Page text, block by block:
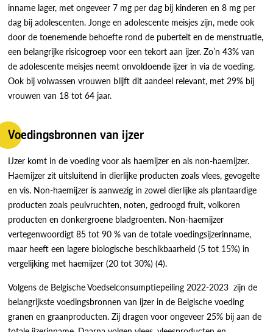
inname lager, met ongeveer 7 mg per dag bij kinderen en 8 mg per
dag bij adolescenten. Jonge en adolescente meisjes zijn, mede ook
door de toenemende behoefte rond de puberteit en de menstruatie,
een belangrijke risicogroep voor een tekort aan ijzer. Zo’n 43% van
de adolescente meisjes neemt onvoldoende ijzer in via de voeding.
Ook bij volwassen vrouwen blijft dit aandeel relevant, met 29% bij
vrouwen van 18 tot 64 jaar.
Voedingsbronnen van ijzer
IJzer komt in de voeding voor als haemijzer en als non-haemijzer.
Haemijzer zit uitsluitend in dierlijke producten zoals vlees, gevogelte
en vis. Non-haemijzer is aanwezig in zowel dierlijke als plantaardige
producten zoals peulvruchten, noten, gedroogd fruit, volkoren
producten en donkergroene bladgroenten. Non-haemijzer
vertegenwoordigt 85 tot 90 % van de totale voedingsijzerinname,
maar heeft een lagere biologische beschikbaarheid (5 tot 15%) in
vergelijking met haemijzer (20 tot 30%) (4).
Volgens de Belgische Voedselconsumptiepeiling 2022-2023 zijn de
belangrijkste voedingsbronnen van ijzer in de Belgische voeding
granen en graanproducten. Zij dragen voor ongeveer 25% bij aan de